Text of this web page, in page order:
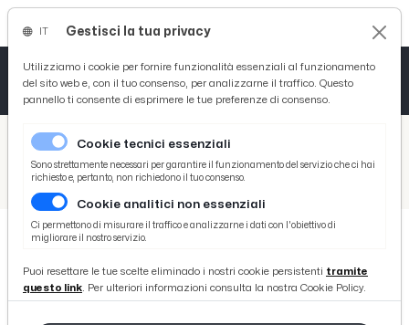
/ Picenotime
/ Serie B
Assemblea Lega B al Coni. Club uniti sul diritto d’intesa, riforma campionati e modifica lavoro sportivo
Assemblea Lega B al Coni. Club
Gestisci la tua privacy
Utilizziamo i cookie per fornire funzionalità essenziali al funzionamento
del sito web e, con il tuo consenso, per analizzarne il traffico. Questo
pannello ti consente di esprimere le tue preferenze di consenso.
Cookie tecnici essenziali
Sono strettamente necessari per garantire il funzionamento del servizio che ci hai
richiesto e, pertanto, non richiedono il tuo consenso.
Cookie analitici non essenziali
Ci permettono di misurare il traffico e analizzarne i dati con l'obiettivo di
migliorare il nostro servizio.
Puoi resettare le tue scelte eliminado i nostri cookie persistenti tramite
questo link. Per ulteriori informazioni consulta la nostra Cookie Policy.
Tutto News
Tutto Sport
Basket
Ciclismo
Tutto Curiosità